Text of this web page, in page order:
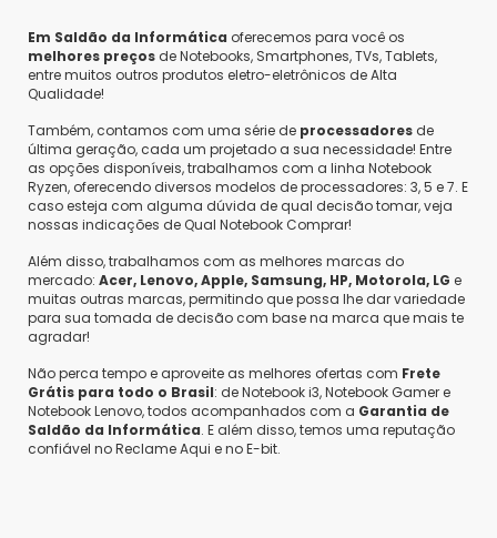
Em Saldão da Informática oferecemos para você os
melhores preços de Notebooks, Smartphones, TVs, Tablets,
entre muitos outros produtos eletro-eletrônicos de Alta
Qualidade!
Também, contamos com uma série de processadores de
última geração, cada um projetado a sua necessidade! Entre
as opções disponíveis, trabalhamos com a linha Notebook
Ryzen, oferecendo diversos modelos de processadores: 3, 5 e 7. E
caso esteja com alguma dúvida de qual decisão tomar, veja
nossas indicações de Qual Notebook Comprar!
Além disso, trabalhamos com as melhores marcas do
mercado: Acer, Lenovo, Apple, Samsung, HP, Motorola, LG e
muitas outras marcas, permitindo que possa lhe dar variedade
para sua tomada de decisão com base na marca que mais te
agradar!
Não perca tempo e aproveite as melhores ofertas com Frete
Grátis para todo o Brasil: de Notebook i3, Notebook Gamer e
Notebook Lenovo, todos acompanhados com a Garantia de
Saldão da Informática. E além disso, temos uma reputação
confiável no Reclame Aqui e no E-bit.